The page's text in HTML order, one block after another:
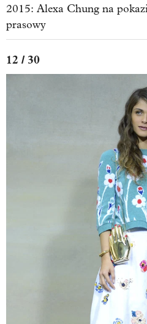
2015: Alexa Chung na
prasowy
12 / 30